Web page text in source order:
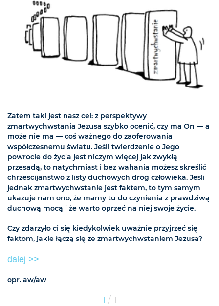
Zatem taki jest nasz cel: z perspektywy
zmartwychwstania Jezusa szybko ocenić, czy ma On — a
może nie ma — coś ważnego do zaoferowania
współczesnemu światu. Jeśli twierdzenie o Jego
powrocie do życia jest niczym więcej jak zwykłą
przesadą, to natychmiast i bez wahania możesz skreślić
chrześcijaństwo z listy duchowych dróg człowieka. Jeśli
jednak zmartwychwstanie jest faktem, to tym samym
ukazuje nam ono, że mamy tu do czynienia z prawdziwą
duchową mocą i że warto oprzeć na niej swoje życie.
Czy zdarzyło ci się kiedykolwiek uważnie przyjrzeć się
faktom, jakie łączą się ze zmartwychwstaniem Jezusa?
dalej >>
opr. aw/aw
1 / 1